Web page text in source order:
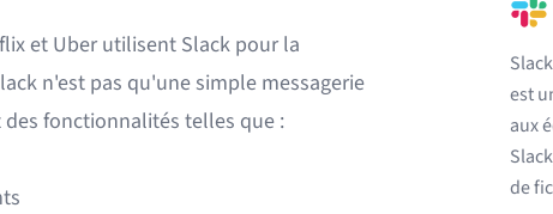
et Uber utilisent Slack pour la
n'est pas qu'une simple messagerie
fonctionnalités telles que :
est
aux
de